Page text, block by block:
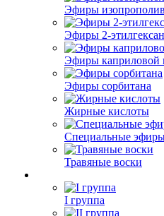
Эфиры
Эфиры 2-
Эфиры каприловой
Эфиры сорбитана
Жирные кислоты
Специальные
Травяные воски
I группа